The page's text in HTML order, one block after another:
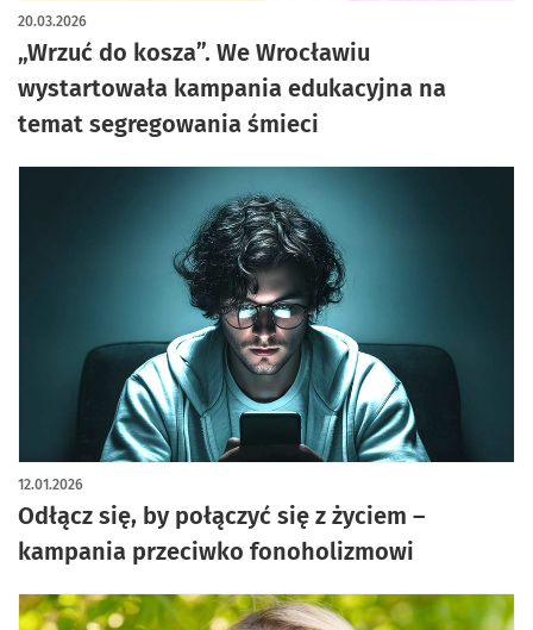
„Wrzuć do kosza”. We Wrocławiu
wystartowała kampania edukacyjna na
temat segregowania śmieci
20.03.2026
artykuł z galerią zdjęć
Odłącz się, by połączyć się z życiem –
kampania przeciwko fonoholizmowi
12.01.2026